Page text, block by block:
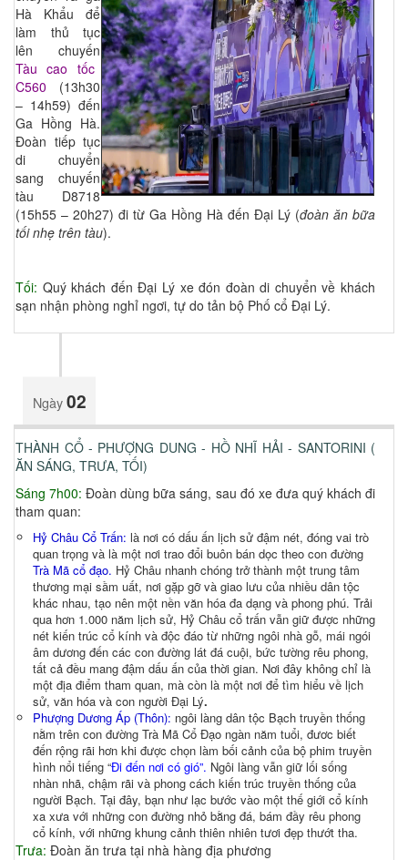
Hà Khẩu để
làm thủ tục
lên chuyến
Tàu cao tốc
C560 (13h30
– 14h59) đến
Ga Hồng Hà.
Đoàn tiếp tục
di chuyển
sang chuyến
tàu D8718
(15h55 – 20h27) đi từ Ga Hồng Hà đến Đại Lý (đoàn ăn bữa
tối nhẹ trên tàu).
Tối: Quý khách đến Đại Lý xe đón đoàn di chuyển về khách
sạn nhận phòng nghỉ ngơi, tự do tản bộ Phố cổ Đại Lý.
Ngày02
THÀNH CỔ - PHƯỢNG DUNG - HỒ NHĨ HẢI - SANTORINI (
ĂN SÁNG, TRƯA, TỐI)
Sáng 7h00:Đoàn dùng bữa sáng, sau đó xe đưa quý khách đi
tham quan:
Hỷ Châu Cổ Trấn: là nơi có dấu ấn lịch sử đậm nét, đóng vai trò
quan trọng và là một nơi trao đổi buôn bán dọc theo con đường
Trà Mã cổ đạo. Hỷ Châu nhanh chóng trở thành một trung tâm
thương mại sầm uất, nơi gặp gỡ và giao lưu của nhiều dân tộc
khác nhau, tạo nên một nền văn hóa đa dạng và phong phú. Trải
qua hơn 1.000 năm lịch sử, Hỷ Châu cổ trấn vẫn giữ được những
nét kiến trúc cổ kính và độc đáo từ những ngôi nhà gỗ, mái ngói
âm dương đến các con đường lát đá cuội, bức tường rêu phong,
tất cả đều mang đậm dấu ấn của thời gian. Nơi đây không chỉ là
một địa điểm tham quan, mà còn là một nơi để tìm hiểu về lịch
sử, văn hóa và con người Đại Lý.
Phượng Dương Áp (Thôn): ngôi làng dân tộc Bạch truyền thống
nằm trên con đường Trà Mã Cổ Đạo ngàn năm tuổi, đươc biết
đến rộng rãi hơn khi được chọn làm bối cảnh của bộ phim truyền
hình nổi tiếng “Đi đến nơi có gió”. Ngôi làng vẫn giữ lối sống
nhàn nhã, chậm rãi và phong cách kiến trúc truyền thống của
người Bạch. Tại đây, bạn như lạc bước vào một thế giới cổ kính
xa xưa với những con đường nhỏ bằng đá, bám đầy rêu phong
cổ kính, với những khung cảnh thiên nhiên tươi đẹp thướt tha.
Trưa:Đoàn ăn trưa tại nhà hàng địa phương